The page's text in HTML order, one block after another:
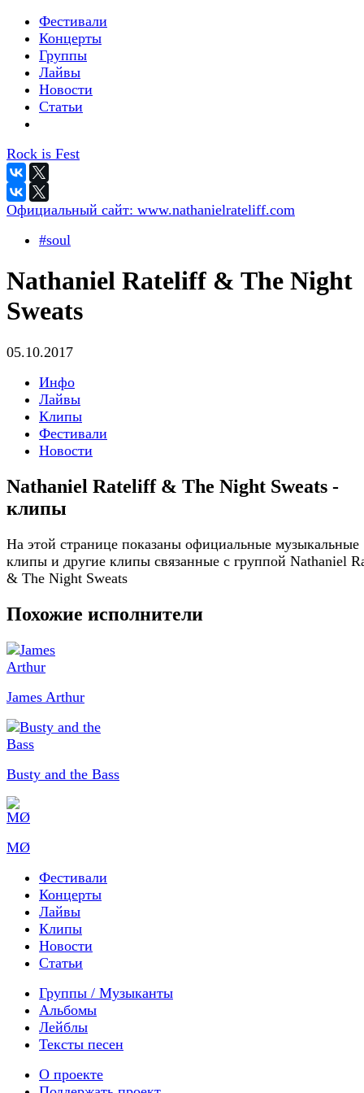
Фестивали
Концерты
Группы
Лайвы
Новости
Статьи
Rock is Fest
Официальный сайт: www.nathanielrateliff.com
#soul
Nathaniel Rateliff & The Night
Sweats
05.10.2017
Инфо
Лайвы
Клипы
Фестивали
Новости
Nathaniel Rateliff & The Night Sweats -
клипы
На этой странице показаны официальные музыкальные
клипы и другие клипы связанные с группой Nathaniel
& The Night Sweats
Похожие исполнители
James Arthur
Busty and the Bass
MØ
Фестивали
Концерты
Лайвы
Клипы
Новости
Статьи
Группы / Музыканты
Альбомы
Лейблы
Тексты песен
О проекте